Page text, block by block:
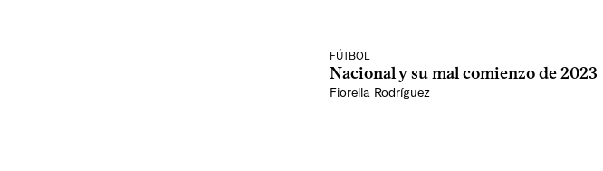
FÚTBOL
Nacional y su mal comienzo de 2023
Fiorella Rodríguez